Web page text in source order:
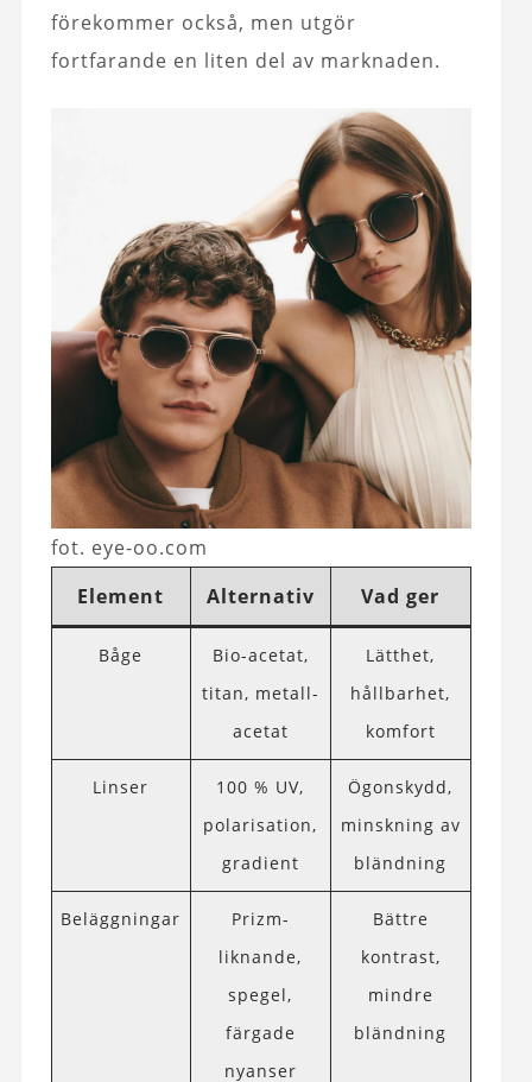
förekommer också, men utgör
fortfarande en liten del av marknaden.
fot. eye-oo.com
Element
Alternativ Vad ger
Båge
Bio-acetat,
titan, metall-
acetat
Lätthet,
hållbarhet,
komfort
Linser
100 % UV,
polarisation,
gradient
Ögonskydd,
minskning av
bländning
Beläggningar
Prizm-
liknande,
spegel,
färgade
nyanser
Bättre
kontrast,
mindre
bländning